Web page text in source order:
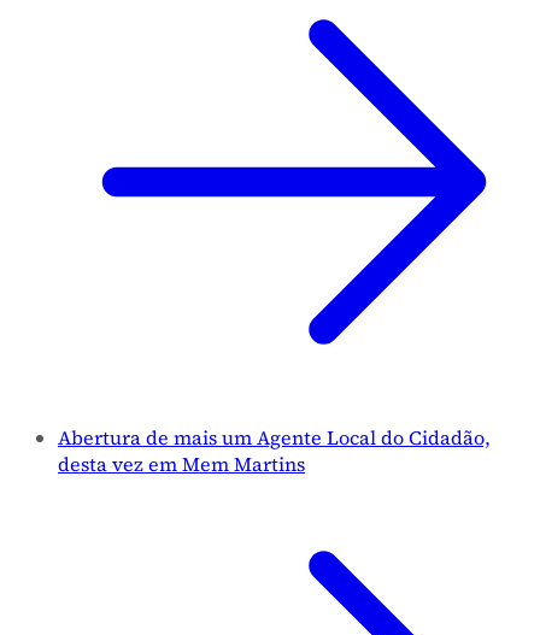
Abertura de mais um Agente Local do Cidadão,
desta vez em Mem Martins